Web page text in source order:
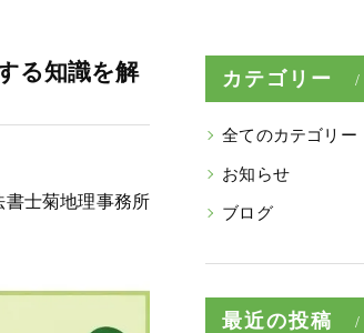
る知識を解
書士菊地理事務所
カテゴリー
全てのカテゴリー
お知らせ
ブログ
最近の投稿